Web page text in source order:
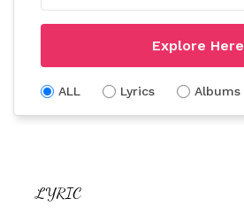
Explore Here
ALL Lyrics Albums
LYRIC